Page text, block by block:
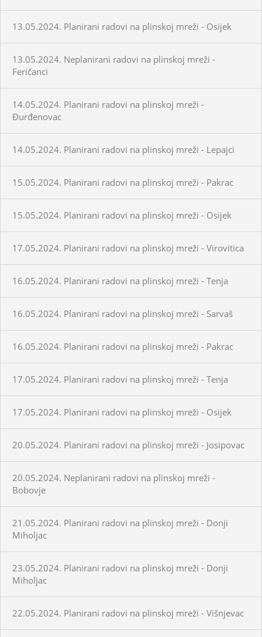
13.05.2024. Planirani radovi na plinskoj mreži - Osijek
13.05.2024. Neplanirani radovi na plinskoj mreži -
Feričanci
14.05.2024. Planirani radovi na plinskoj mreži -
Đurđenovac
14.05.2024. Planirani radovi na plinskoj mreži - Lepajci
15.05.2024. Planirani radovi na plinskoj mreži - Pakrac
15.05.2024. Planirani radovi na plinskoj mreži - Osijek
17.05.2024. Planirani radovi na plinskoj mreži - Virovitica
16.05.2024. Planirani radovi na plinskoj mreži - Tenja
16.05.2024. Planirani radovi na plinskoj mreži - Sarvaš
16.05.2024. Planirani radovi na plinskoj mreži - Pakrac
17.05.2024. Planirani radovi na plinskoj mreži - Tenja
17.05.2024. Planirani radovi na plinskoj mreži - Osijek
20.05.2024. Planirani radovi na plinskoj mreži - Josipovac
20.05.2024. Neplanirani radovi na plinskoj mreži -
Bobovje
21.05.2024. Planirani radovi na plinskoj mreži - Donji
Miholjac
23.05.2024. Planirani radovi na plinskoj mreži - Donji
Miholjac
22.05.2024. Planirani radovi na plinskoj mreži - Višnjevac